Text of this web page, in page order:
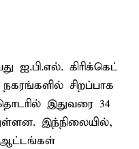
ஐ.பி.எல். கிரிக்கெட்
சிறப்பாக
இதுவரை 34
இந்நிலையில்,